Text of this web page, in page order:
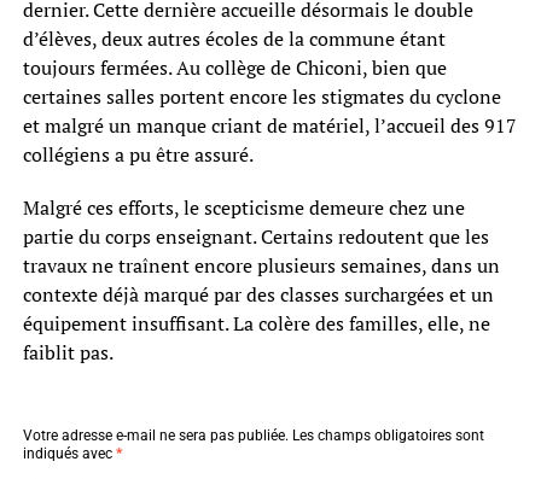
dernier. Cette dernière accueille désormais le double
d’élèves, deux autres écoles de la commune étant
toujours fermées. Au collège de Chiconi, bien que
certaines salles portent encore les stigmates du cyclone
et malgré un manque criant de matériel, l’accueil des 917
collégiens a pu être assuré.
Malgré ces efforts, le scepticisme demeure chez une
partie du corps enseignant. Certains redoutent que les
travaux ne traînent encore plusieurs semaines, dans un
contexte déjà marqué par des classes surchargées et un
équipement insuffisant. La colère des familles, elle, ne
faiblit pas.
Votre adresse e-mail ne sera pas publiée. Les champs obligatoires sont
indiqués avec *